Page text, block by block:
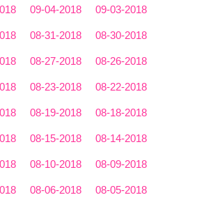
09-04-2018 09-03-2018
08-31-2018 08-30-2018
08-27-2018 08-26-2018
08-23-2018 08-22-2018
08-19-2018 08-18-2018
08-15-2018 08-14-2018
08-10-2018 08-09-2018
08-06-2018 08-05-2018